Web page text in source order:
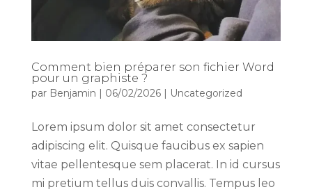
Comment bien préparer son fichier Word
pour un graphiste ?
par Benjamin | 06/02/2026| Uncategorized
Lorem ipsum dolor sit amet consectetur
adipiscing elit. Quisque faucibus ex sapien
vitae pellentesque sem placerat. In id cursus
mi pretium tellus duis convallis. Tempus leo